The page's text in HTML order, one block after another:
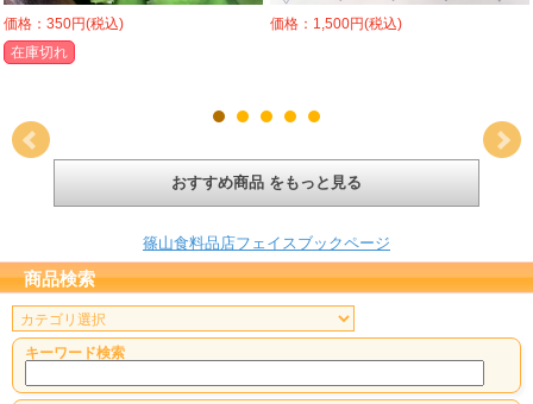
価格：350円(税込)
在庫切れ
価格：1,500円(税込)
おすすめ商品 をもっと見る
篠山食料品店フェイスブックページ
商品検索
キーワード検索